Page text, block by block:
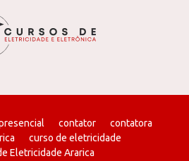
contator
contatora
curso de eletricidade
Eletricidade Ararica